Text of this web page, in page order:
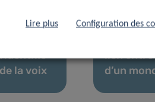
non
identifie
la voix
28 Nov 2024
Une
lien
d’un
Lire plus Configuration des